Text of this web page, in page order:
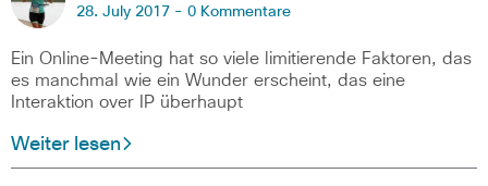
28. July 2017 - 0 Kommentare
Ein Online-Meeting hat so viele limitierende Faktoren, das
es manchmal wie ein Wunder erscheint, das eine
Interaktion over IP überhaupt
Weiter lesen